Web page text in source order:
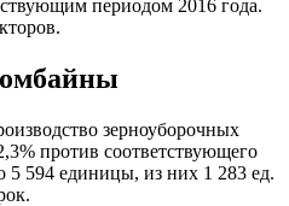
периодом 2016 года.
зерноуборочных
против соответствующего
5 594 единицы, из них 1 283 ед.